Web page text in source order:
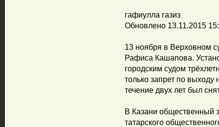
гафиулла газиз
Обновлено 13.11.2015
13 ноября в Верховном
Рафиса Кашапова.
городским судом
только запрет по выходу
течение двух лет был
В Казани общественный
татарского